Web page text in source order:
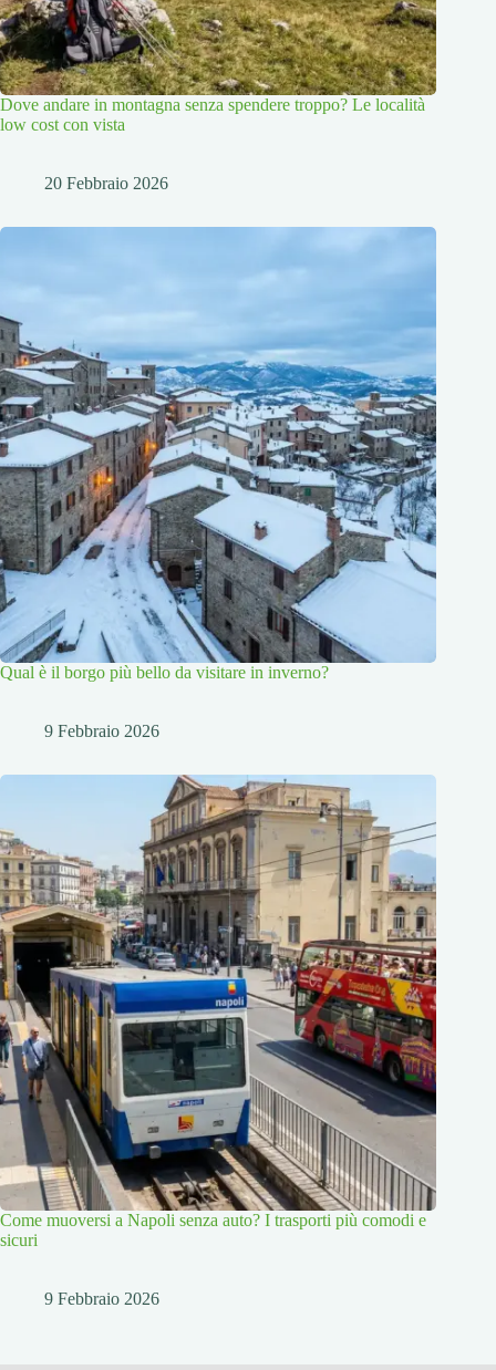
Dove andare in montagna senza spendere troppo? Le località
low cost con vista
20 Febbraio 2026
Qual è il borgo più bello da visitare in inverno?
9 Febbraio 2026
Come muoversi a Napoli senza auto? I trasporti più comodi e
sicuri
9 Febbraio 2026